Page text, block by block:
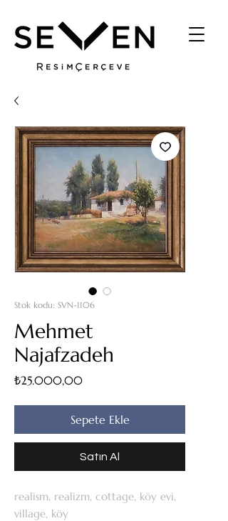
Stok kodu: SVN-1106
Mehmet
Najafzadeh
₺25.000,00Fiyat
Sepete Ekle
Satın Al
realism, realizm, cottage, köy evi,
village, köy